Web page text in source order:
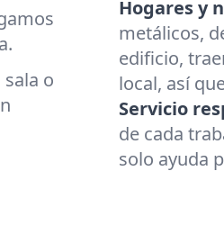
o
Hogares y
metálicos,
edificio,
local, así
Servicio
de cada
solo ayuda